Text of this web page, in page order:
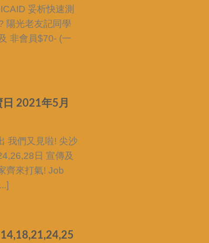
妥析快速測
陽光老友記同學
非會員$70- (一
2021年5月
我們又見啦! 尖沙
日 宣傳及
齊來打氣! Job